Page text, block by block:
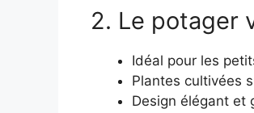
2. Le potager
Idéal pour les
Plantes cultivées
Design élégant et